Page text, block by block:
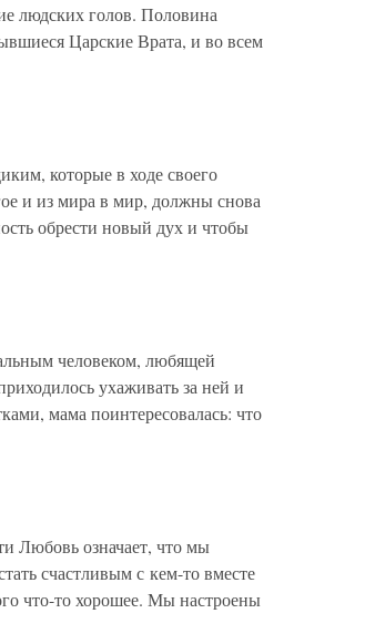
людских голов. Половина
Царские Врата, и во всем
которые в ходе своего
и из мира в мир, должны снова
обрести новый дух и чтобы
человеком, любящей
ухаживать за ней и
мама поинтересовалась: что
Любовь означает, что мы
счастливым с кем-то вместе
что-то хорошее. Мы настроены